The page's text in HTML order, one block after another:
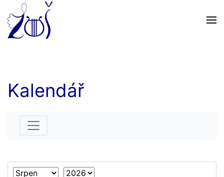
Skip to main content
Kalendář